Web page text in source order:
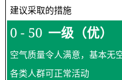
建议采取的措施
0 - 50 一级（优）
空气质量令人满意，基本无
各类人群可正常活动